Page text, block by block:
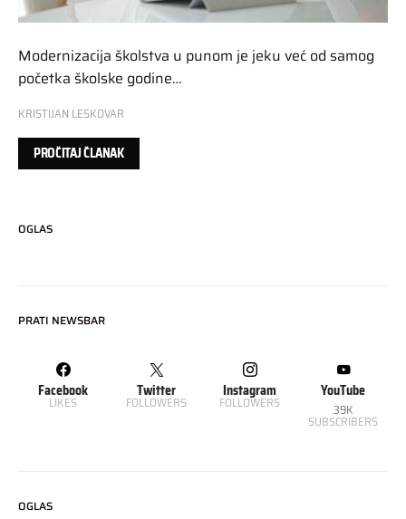
Modernizacija školstva u punom je jeku već od samog
početka školske godine…
KRISTIJAN LESKOVAR
PROČITAJ ČLANAK
OGLAS
PRATI NEWSBAR
Facebook
LIKES
Twitter
FOLLOWERS
Instagram
FOLLOWERS
YouTube
39K
SUBSCRIBERS
OGLAS